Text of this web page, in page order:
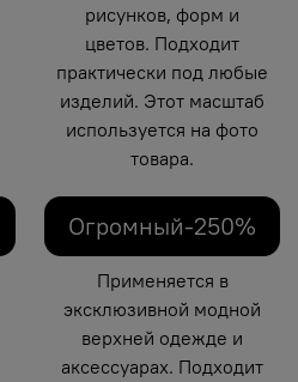
рисунков, форм и
цветов. Подходит
практически под любые
изделий. Этот масштаб
используется на фото
товара.
Огромный-250%
Применяется в
эксклюзивной модной
верхней одежде и
аксессуарах. Подходит